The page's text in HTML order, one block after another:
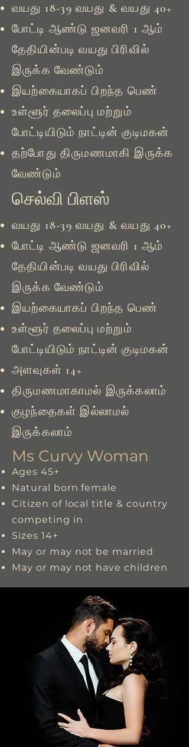
வயது 18-39 வயது & வயது 40+
போட்டி ஆண்டு ஜனவரி 1 ஆம்
தேதியின்படி வயது பிரிவில்
இருக்க வேண்டும்
இயற்கையாகப் பிறந்த பெண்
உள்ளூர் தலைப்பு மற்றும்
போட்டியிடும் நாட்டின் குடிமகன்
தற்போது திருமணமாகி இருக்க
வேண்டும்
செல்வி பிளஸ்
வயது 18-39 வயது & வயது 40+
போட்டி ஆண்டு ஜனவரி 1 ஆம்
தேதியின்படி வயது பிரிவில்
இருக்க வேண்டும்
இயற்கையாகப் பிறந்த பெண்
உள்ளூர் தலைப்பு மற்றும்
போட்டியிடும் நாட்டின் குடிமகன்
அளவுகள் 14+
திருமணமாகாமல் இருக்கலாம்
குழந்தைகள் இல்லாமல்
இருக்கலாம்
Ms Curvy Woman
Ages 45+
Natural born female
Citizen of local title & country
competing in
Sizes 14+
May or may not be married
May or may not have children